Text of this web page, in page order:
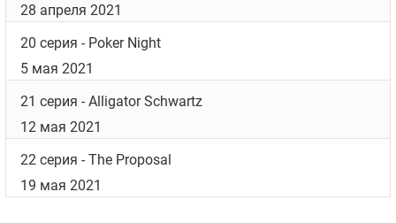
28 апреля 2021
20 серия - Poker Night
5 мая 2021
21 серия - Alligator Schwartz
12 мая 2021
22 серия - The Proposal
19 мая 2021